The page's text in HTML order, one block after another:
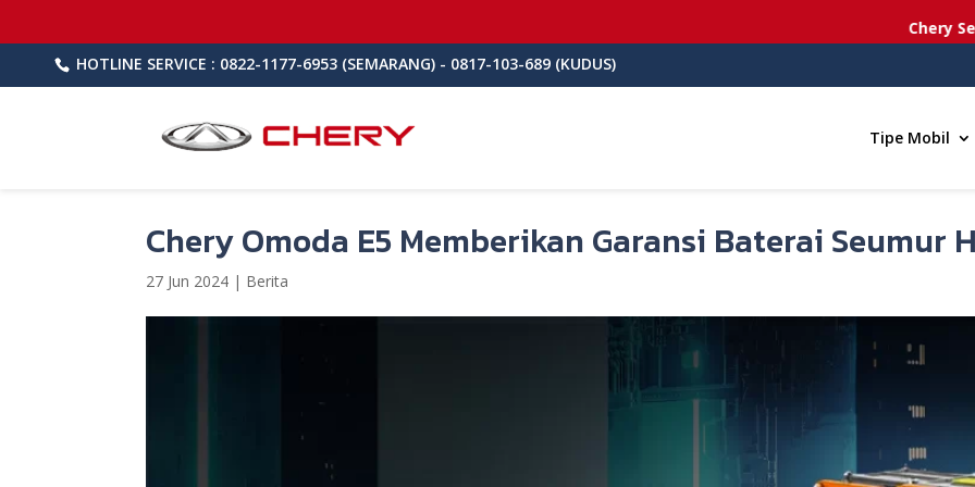
HOTLINE SERVICE : 0822-1177-6953 (SEMARANG) - 0817-103-689 (KUDUS)
Tipe Mobil
Chery Omoda E5 Memberikan Garansi Baterai Seumur
27 Jun 2024 | Berita
Chery